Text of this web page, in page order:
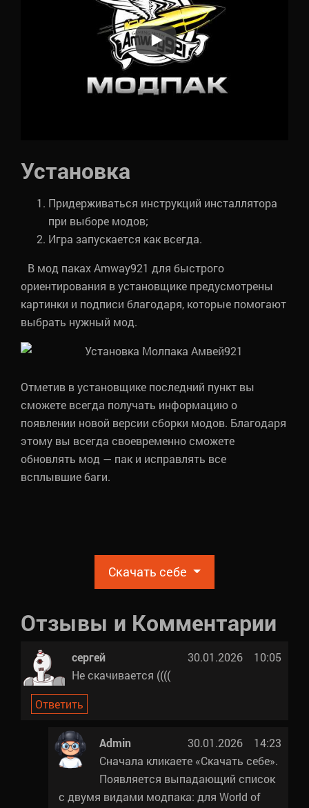
Установка
Придерживаться инструкций инсталлятора
при выборе модов;
Игра запускается как всегда.
В мод паках Amway921 для быстрого
ориентирования в установщике предусмотрены
картинки и подписи благодаря, которые помогают
выбрать нужный мод.
Отметив в установщике последний пункт вы
сможете всегда получать информацию о
появлении новой версии сборки модов. Благодаря
этому вы всегда своевременно сможете
обновлять мод — пак и исправлять все
всплывшие баги.
Скачать себе
Отзывы и Комментарии
сергей
30.01.2026 10:05
Не скачивается ((((
Ответить
Admin
30.01.2026 14:23
Сначала кликаете «Скачать себе».
Появляется выпадающий список
с двумя видами модпака: для World of